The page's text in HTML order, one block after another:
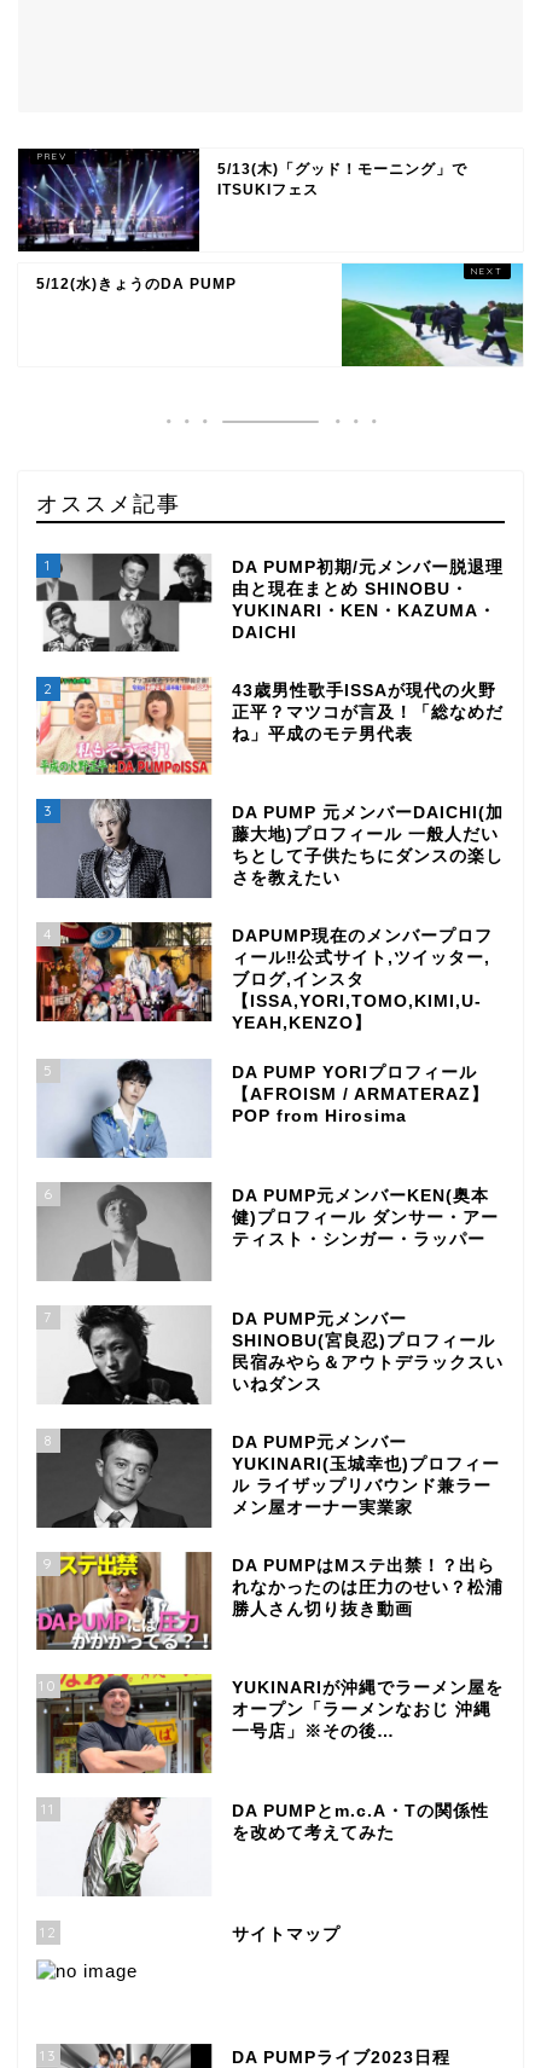
5/13(木)「グッド！モーニング」で
ITSUKIフェス
5/12(水)きょうのDA PUMP
オススメ記事
1
DA PUMP初期/元メンバー脱退理
由と現在まとめ SHINOBU・
YUKINARI・KEN・KAZUMA・
DAICHI
2
43歳男性歌手ISSAが現代の火野
正平？マツコが言及！「総なめだ
ね」平成のモテ男代表
3
DA PUMP 元メンバーDAICHI(加
藤大地)プロフィール 一般人だい
ちとして子供たちにダンスの楽し
さを教えたい
4
DAPUMP現在のメンバープロフ
ィール‼公式サイト,ツイッター,
ブログ,インスタ
【ISSA,YORI,TOMO,KIMI,U-
YEAH,KENZO】
5
DA PUMP YORIプロフィール
【AFROISM / ARMATERAZ】
POP from Hirosima
6
DA PUMP元メンバーKEN(奥本
健)プロフィール ダンサー・アー
ティスト・シンガー・ラッパー
7
DA PUMP元メンバー
SHINOBU(宮良忍)プロフィール
民宿みやら＆アウトデラックスい
いねダンス
8
DA PUMP元メンバー
YUKINARI(玉城幸也)プロフィー
ル ライザップリバウンド兼ラー
メン屋オーナー実業家
9
DA PUMPはMステ出禁！？出ら
れなかったのは圧力のせい？松浦
勝人さん切り抜き動画
10
YUKINARIが沖縄でラーメン屋を
オープン「ラーメンなおじ 沖縄
一号店」※その後…
11
DA PUMPとm.c.A・Tの関係性
を改めて考えてみた
12 サイトマップ
13
DA PUMPライブ2023日程